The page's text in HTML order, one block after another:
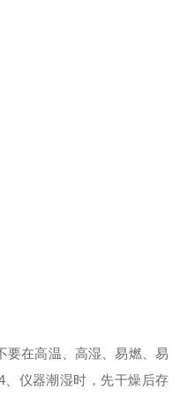
要在高温、高湿、易燃、易
、仪器潮湿时，先干燥后存